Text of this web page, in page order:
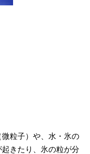
粒子）や、水・氷の
きたり、氷の粒が分